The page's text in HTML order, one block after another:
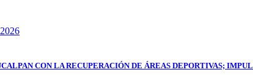
CON LA RECUPERACIÓN DE ÁREAS DEPORTIVAS;